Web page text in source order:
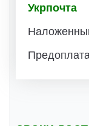
Укрпочта
Предоплата